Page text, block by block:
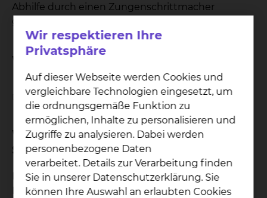
Abhilfe durch einen Zungenschrittmacher
geschaffen werden kann
Wann findet die Sprechstunde statt?
Die Termine finden dienstags nach Vereinbarung statt.
Welche Unterlagen sind zur
Sprechstunde mitzubringen?
Es handelt sich um eine
Ermächtigungssprechstunde. Hierfür benötigen
Wir respektieren Ihre
Privatsphäre
Auf dieser Webseite werden Cookies und
vergleichbare Technologien eingesetzt, um
die ordnungsgemäße Funktion zu
ermöglichen, Inhalte zu personalisieren und
Zugriffe zu analysieren. Dabei werden
personenbezogene Daten
verarbeitet. Details zur Verarbeitung finden
Sie in unserer Datenschutzerklärung. Sie
können Ihre Auswahl an erlaubten Cookies